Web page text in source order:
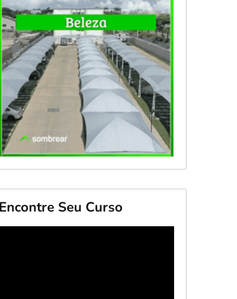
Encontre Seu Curso